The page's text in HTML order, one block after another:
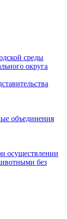
среды
округа
объединения
осуществлении
без